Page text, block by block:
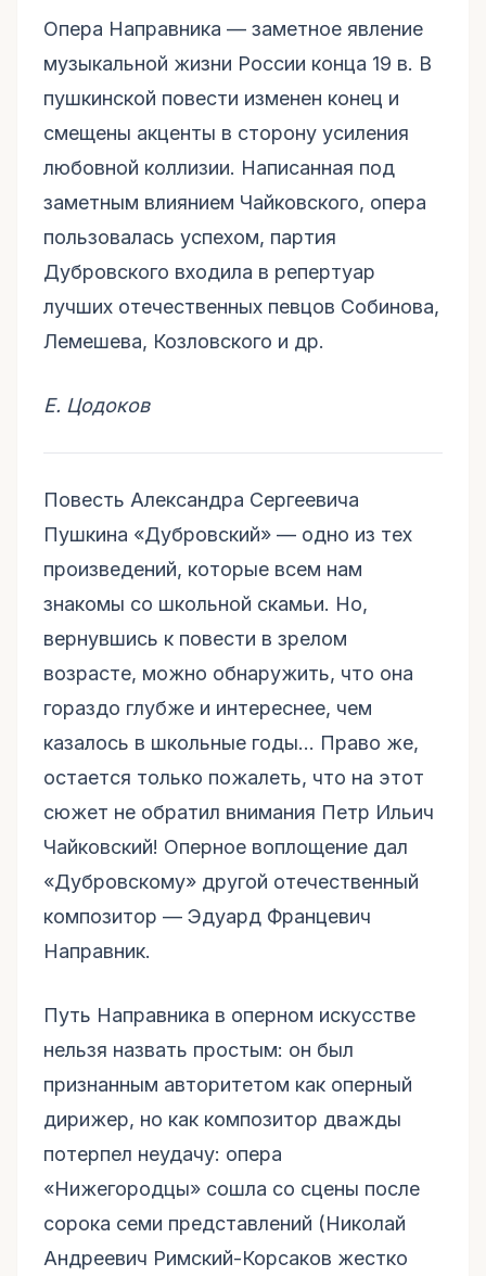
Опера Направника — заметное явление
музыкальной жизни России конца 19 в. В
пушкинской повести изменен конец и
смещены акценты в сторону усиления
любовной коллизии. Написанная под
заметным влиянием Чайковского, опера
пользовалась успехом, партия
Дубровского входила в репертуар
лучших отечественных певцов Собинова,
Лемешева, Козловского и др.
Е. Цодоков
Повесть Александра Сергеевича
Пушкина «Дубровский» — одно из тех
произведений, которые всем нам
знакомы со школьной скамьи. Но,
вернувшись к повести в зрелом
возрасте, можно обнаружить, что она
гораздо глубже и интереснее, чем
казалось в школьные годы… Право же,
остается только пожалеть, что на этот
сюжет не обратил внимания Петр Ильич
Чайковский! Оперное воплощение дал
«Дубровскому» другой отечественный
композитор — Эдуард Францевич
Направник.
Путь Направника в оперном искусстве
нельзя назвать простым: он был
признанным авторитетом как оперный
дирижер, но как композитор дважды
потерпел неудачу: опера
«Нижегородцы» сошла со сцены после
сорока семи представлений (Николай
Андреевич Римский-Корсаков жестко